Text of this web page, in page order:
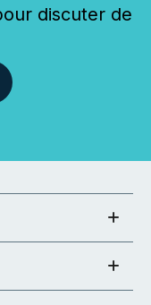
discuter de